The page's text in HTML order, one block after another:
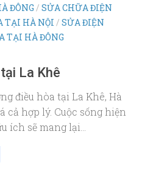
ĐÔNG / SỬA CHỮA ĐIỆN
TẠI HÀ NỘI / SỬA ĐIỆN
TẠI HÀ ĐÔNG
La Khê
điều hòa tại La Khê, Hà
cả hợp lý. Cuộc sống hiện
sẽ mang lại...